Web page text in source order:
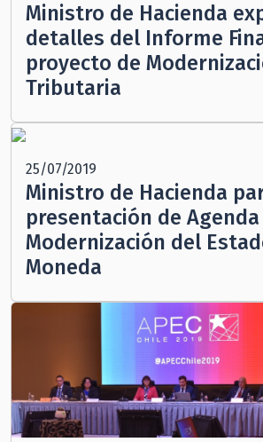
Ministro de Hacienda
detalles del Informe
proyecto de
Tributaria
25/07/2019
Ministro de Hacienda
presentación de
Modernización del
Moneda